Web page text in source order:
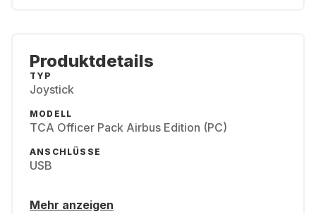
Produktdetails
TYP
Joystick
MODELL
TCA Officer Pack Airbus Edition (PC)
ANSCHLÜSSE
USB
Mehr anzeigen